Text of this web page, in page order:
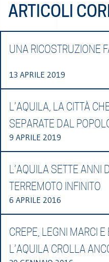
ARTICOLI
UNA RICOSTRUZIONE
13 APRILE 2019
L’AQUILA, LA CITTÀ
SEPARATE DAL
9 APRILE 2019
L’AQUILA SETTE ANNI
TERREMOTO INFINITO
6 APRILE 2016
CREPE, LEGNI MARCI
L’AQUILA CROLLA